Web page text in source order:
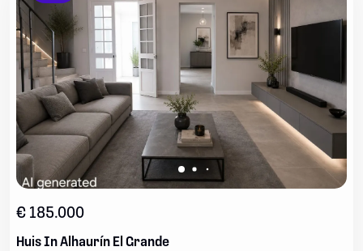
€ 185.000
Huis In Alhaurín El Grande